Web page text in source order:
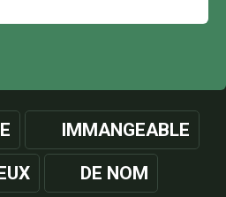
IMMANGEABLE
DE NOM